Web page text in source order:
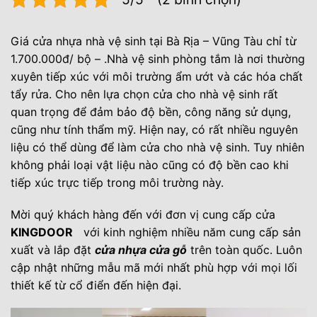
Giá cửa nhựa nhà vệ sinh tại Bà Rịa – Vũng Tàu chỉ từ
1.700.000đ/ bộ – .Nhà vệ sinh phòng tắm là nơi thường
xuyên tiếp xúc với môi trường ẩm ướt và các hóa chất
tẩy rửa. Cho nên lựa chọn cửa cho nhà vệ sinh rất
quan trọng để đảm bảo độ bền, công năng sử dụng,
cũng như tính thẩm mỹ. Hiện nay, có rất nhiều nguyên
liệu có thể dùng để làm cửa cho nhà vệ sinh. Tuy nhiên
không phải loại vật liệu nào cũng có độ bền cao khi
tiếp xúc trực tiếp trong môi trường này.
Mời quý khách hàng đến với đơn vị cung cấp cửa
KINGDOOR
với kinh nghiệm nhiều năm cung cấp sản
xuất và lắp đặt cửa nhựa cửa gỗ trên toàn quốc. Luôn
cập nhật những mẫu mã mới nhất phù hợp với mọi lối
thiết kế từ cổ điển đến hiện đại.